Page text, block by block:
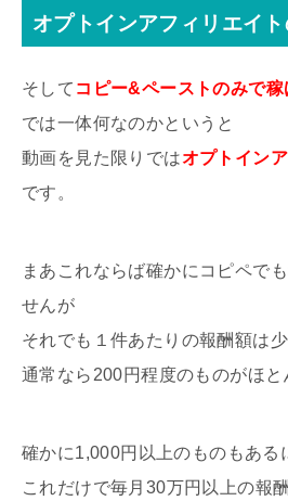
オプトインアフィリエイ
そして コピー&ペーストのみで稼
では一体何なのかというと
動画を見た限りではオプトイン
です。
まあこれならば確かにコピペで
せんが
それでも１件あたりの報酬額は少
通常なら200円程度のものがほと
確かに1,000円以上のものもある
これだけで毎月30万円以上の報